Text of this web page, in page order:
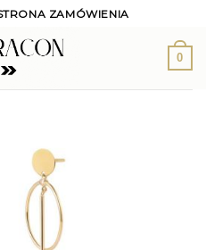
ZAMÓWIENIA
0